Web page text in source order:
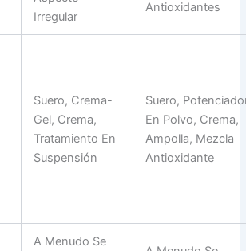
Irregular
Antioxidantes
Suero, Crema-
Gel, Crema,
Tratamiento En
Suspensión
Suero,
En Polvo, Crema,
Ampolla, Mezcla
Antioxidante
A Menudo Se